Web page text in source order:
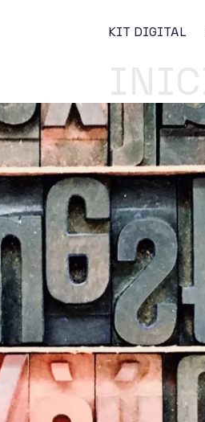
KIT DIGITAL